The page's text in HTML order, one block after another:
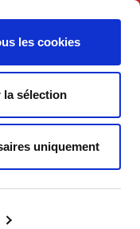
les cookies
sélection
uniquement